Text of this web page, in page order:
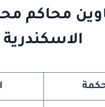
محاكم
الاسكندرية